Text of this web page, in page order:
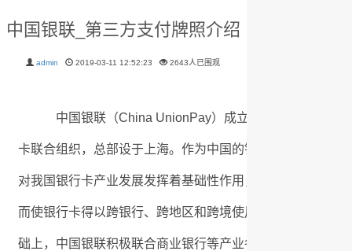
中国银联_第三方支付牌照介绍
admin 2019-03-11 12:52:23 2643人已围观
中国银联（China UnionPay）成立于2002年3月，是
卡联合组织，总部设于上海。作为中国的银行卡联合组织
对我国银行卡产业发展发挥着基础性作用，各银行通过银
而使银行卡得以跨银行、跨地区和跨境使用。在建设和运
础上，中国银联积极联合商业银行等产业各方推广统一的